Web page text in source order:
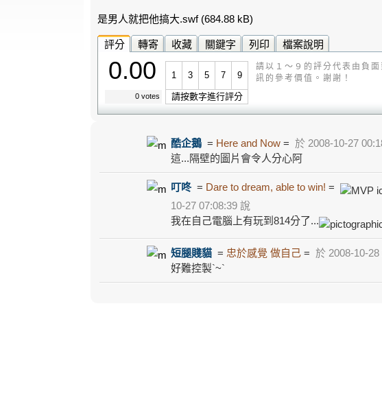
是男人就把他搞大.swf(684.88 kB)
評分 轉寄 收藏 關鍵字 列印 檔案說明
0.00
0 votes
1 3 5 7 9
請按數字進行評分
請以１～９的評分代表由負
訊的參考價值。謝謝！
酷企鵝 = Here and Now= 於 2008-10-27
這...隔壁的圖片會令人分心阿
叮咚 = Dare to dream, able to win! =
10-27 07:08:39 說
我在自己電腦上有玩到814分了...
短腿賤貓 = 忠於感覺 做自己= 於 2008-10-28
好難控製`~`